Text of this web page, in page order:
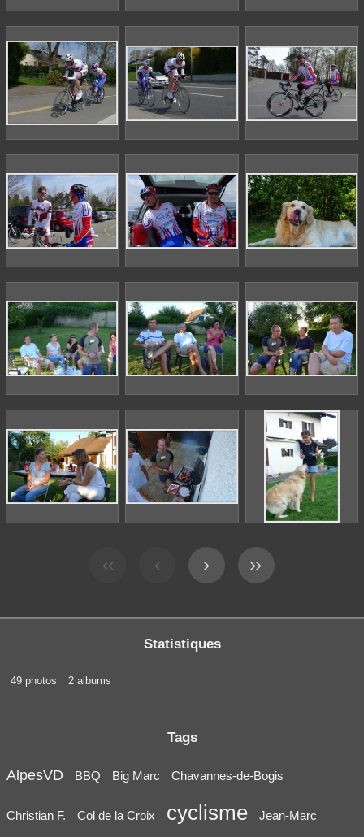
Statistiques
49 photos 2 albums
Tags
AlpesVD BBQ Big Marc Chavannes-de-Bogis
Christian F. Col de la Croix cyclisme Jean-Marc